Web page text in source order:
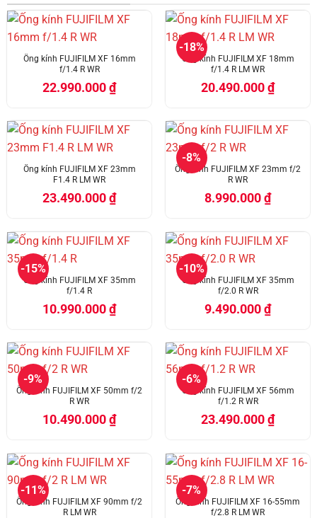
Ống kính FUJIFILM XF 16mm
f/1.4 R WR
22.990.000₫
-18%
Ống kính FUJIFILM XF 18mm
f/1.4 R LM WR
20.490.000₫
Ống kính FUJIFILM XF 23mm
F1.4 R LM WR
23.490.000₫
-8%
Ống kính FUJIFILM XF 23mm f/2
R WR
8.990.000₫
-15%
Ống kính FUJIFILM XF 35mm
f/1.4 R
10.990.000₫
-10%
Ống kính FUJIFILM XF 35mm
f/2.0 R WR
9.490.000₫
-9%
Ống kính FUJIFILM XF 50mm f/2
R WR
10.490.000₫
-6%
Ống kính FUJIFILM XF 56mm
f/1.2 R WR
23.490.000₫
-11%
Ống kính FUJIFILM XF 90mm f/2
R LM WR
-7%
Ống kính FUJIFILM XF 16-55mm
f/2.8 R LM WR